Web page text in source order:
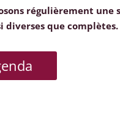
régulièrement une
diverses que complètes.